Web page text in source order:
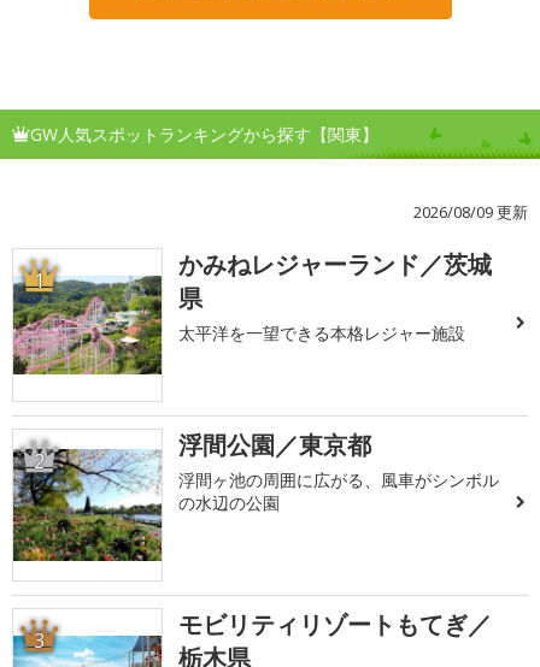
GW人気スポットランキングから探す【関東】
2026/08/09 更新
1
かみねレジャーランド／茨城
県
太平洋を一望できる本格レジャー施設
2 浮間公園／東京都
浮間ヶ池の周囲に広がる、風車がシンボル
の水辺の公園
3
モビリティリゾートもてぎ／
栃木県